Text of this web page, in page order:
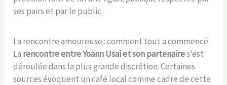
ses pairs et par le public.
La rencontre amoureuse : comment tout a commencé
La rencontre entre Yoann Usai et son partenaires’est
déroulée dans la plus grande discrétion. Certaines
sources évoquent un café local comme cadre de cette